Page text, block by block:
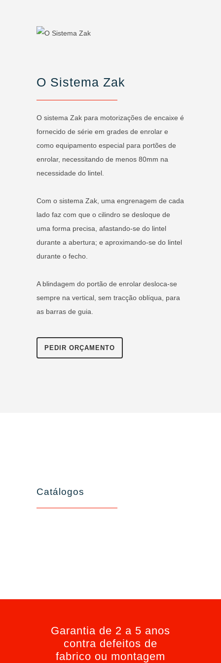
O Sistema Zak
O sistema Zak para motorizações de encaixe é
fornecido de série em grades de enrolar e
como equipamento especial para portões de
enrolar, necessitando de menos 80mm na
necessidade do lintel.
Com o sistema Zak, uma engrenagem de cada
lado faz com que o cilindro se desloque de
uma forma precisa, afastando-se do lintel
durante a abertura; e aproximando-se do lintel
durante o fecho.
A blindagem do portão de enrolar desloca-se
sempre na vertical, sem tracção oblíqua, para
as barras de guia.
PEDIR ORÇAMENTO
Catálogos
Garantia de 2 a 5 anos
contra defeitos de
fabrico ou montagem